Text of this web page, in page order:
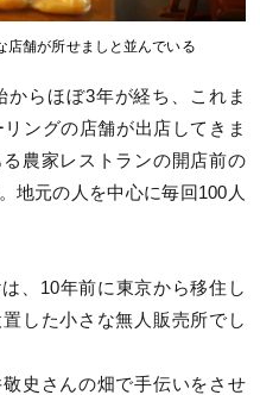
店舗が所せましと並んでいる
からほぼ3年が経ち、これま
ングの店舗が出店してきま
農家レストランの開店前の
地元の人を中心に毎回100人
、10年前に東京から移住し
した小さな無人販売所でし
史さんの畑で手伝いをさせ